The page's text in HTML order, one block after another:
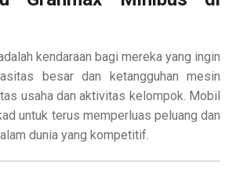
kendaraan bagi mereka yang ingin
besar dan ketangguhan mesin
usaha dan aktivitas kelompok. Mobil
untuk terus memperluas peluang dan
dunia yang kompetitif.